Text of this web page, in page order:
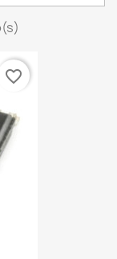
favorite_border